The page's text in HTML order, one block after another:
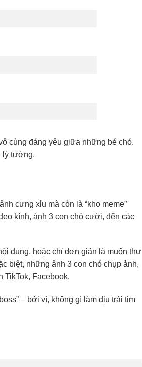
cùng đáng yêu giữa những bé chó.
lý tưởng.
cưng xỉu mà còn là “kho meme”
kính, ảnh 3 con chó cười, đến các
dung, hoặc chỉ đơn giản là muốn thư
biệt, những ảnh 3 con chó chụp ảnh,
TikTok, Facebook.
– bởi vì, không gì làm dịu trái tim